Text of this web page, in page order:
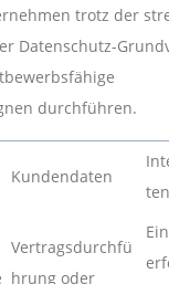
trotz der
Datenschutz-
durchführen.
Kundendaten
ten
Vertragsdurchfü
hrung oder